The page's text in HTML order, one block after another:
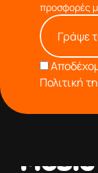
προσφορές
Πολιτική